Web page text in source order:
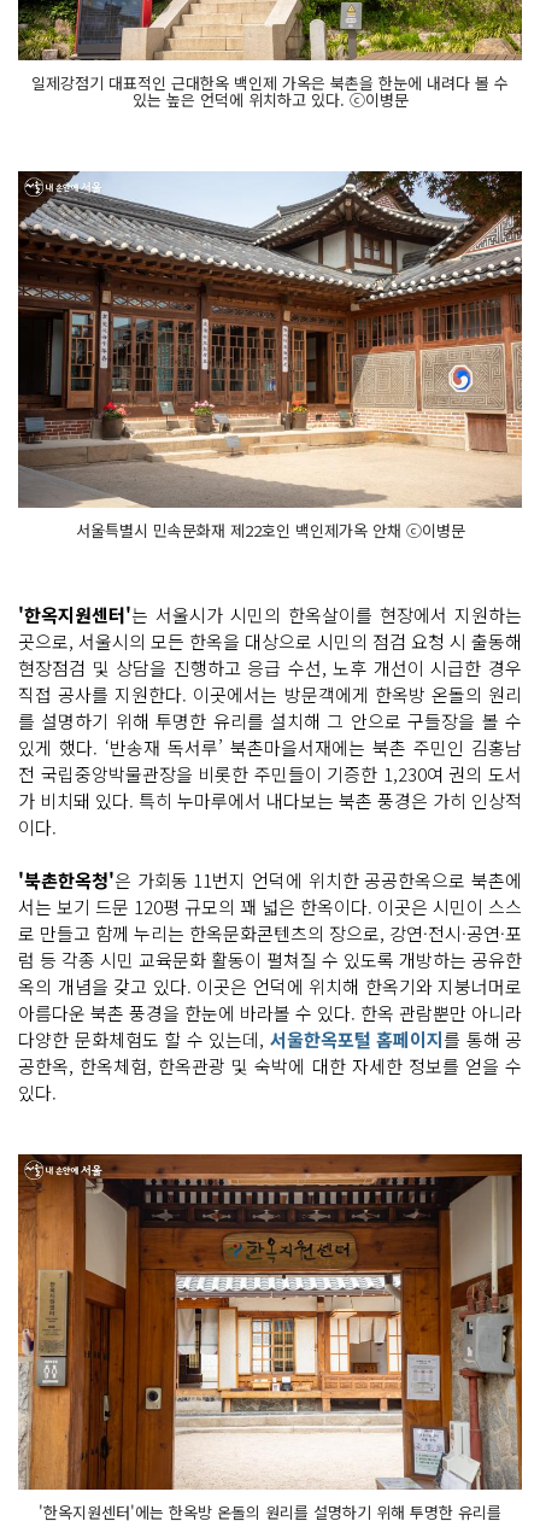
일제강점기 대표적인 근대한옥 백인제 가옥은 북촌을 한눈에 내려다 볼 수
있는 높은 언덕에 위치하고 있다. ⓒ이병문
서울특별시 민속문화재 제22호인 백인제가옥 안채 ⓒ이병문
'한옥지원센터'는 서울시가 시민의 한옥살이를 현장에서 지원하는
곳으로, 서울시의 모든 한옥을 대상으로 시민의 점검 요청 시 출동해
현장점검 및 상담을 진행하고 응급 수선, 노후 개선이 시급한 경우
직접 공사를 지원한다. 이곳에서는 방문객에게 한옥방 온돌의 원리
를 설명하기 위해 투명한 유리를 설치해 그 안으로 구들장을 볼 수
있게 했다. ‘반송재 독서루’ 북촌마을서재에는 북촌 주민인 김홍남
전 국립중앙박물관장을 비롯한 주민들이 기증한 1,230여 권의 도서
가 비치돼 있다. 특히 누마루에서 내다보는 북촌 풍경은 가히 인상적
이다.
'북촌한옥청'은 가회동 11번지 언덕에 위치한 공공한옥으로 북촌에
서는 보기 드문 120평 규모의 꽤 넓은 한옥이다. 이곳은 시민이 스스
로 만들고 함께 누리는 한옥문화콘텐츠의 장으로, 강연·전시·공연·포
럼 등 각종 시민 교육문화 활동이 펼쳐질 수 있도록 개방하는 공유한
옥의 개념을 갖고 있다. 이곳은 언덕에 위치해 한옥기와 지붕너머로
아름다운 북촌 풍경을 한눈에 바라볼 수 있다. 한옥 관람뿐만 아니라
다양한 문화체험도 할 수 있는데, 서울한옥포털 홈페이지를 통해 공
공한옥, 한옥체험, 한옥관광 및 숙박에 대한 자세한 정보를 얻을 수
있다.
'한옥지원센터'에는 한옥방 온돌의 원리를 설명하기 위해 투명한 유리를